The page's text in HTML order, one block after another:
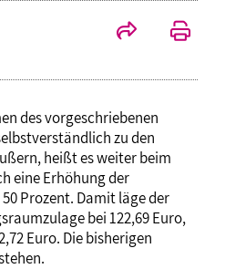
des vorgeschriebenen
zu den
heißt es weiter beim
eine Erhöhung der
Prozent. Damit läge der
bei 122,69 Euro,
Euro. Die bisherigen